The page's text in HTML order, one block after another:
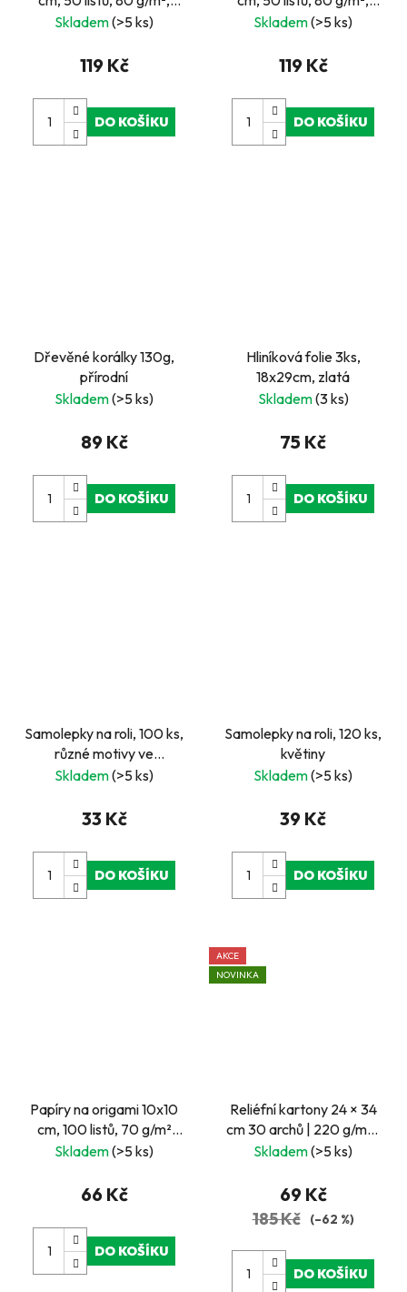
INTENSIV
Skladem(>5 ks)
119 Kč
DO KOŠÍKU
DĚTSKÉ
Skladem(>5 ks)
119 Kč
DO KOŠÍKU
Dřevěné korálky 130g,
přírodní
Skladem(>5 ks)
89 Kč
DO KOŠÍKU
Hliníková folie 3ks,
18x29cm, zlatá
Skladem(3 ks)
75 Kč
DO KOŠÍKU
Samolepky na roli, 100 ks,
různé motivy ve
známkovém rámečku,
Skladem(>5 ks)
33 Kč
DO KOŠÍKU
Samolepky na roli, 120 ks,
květiny
Skladem(>5 ks)
39 Kč
DO KOŠÍKU
Papíry na origami 10x10
cm, 100 listů, 70 g/m²
PASTEL
Skladem(>5 ks)
66 Kč
DO KOŠÍKU
AKCE
NOVINKA
Reliéfní kartony 24 × 34
cm 30 archů | 220 g/m² |
3D motivy růží, srdcí a
Skladem(>5 ks)
69 Kč
185 Kč (–62 %)
DO KOŠÍKU